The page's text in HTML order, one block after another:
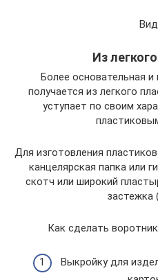
Из
Более основательная
получается из легкого
уступает по своим
Для изготовления
канцелярская папка или
скотч или широкий
застежка
Как сделать
Выкройку для